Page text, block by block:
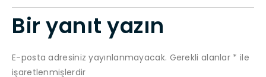
Bir yanıt yazın
E-posta adresiniz yayınlanmayacak. Gerekli alanlar * ile
işaretlenmişlerdir